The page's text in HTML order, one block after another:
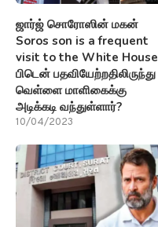
ஜார்ஜ் சொரோஸின் மகன்
Soros son is a frequent
visit to the White House
பிடென் பதவியேற்றதிலிருந்து
வெள்ளை மாளிகைக்கு
அடிக்கடி வந்துள்ளார்?
10/04/2023